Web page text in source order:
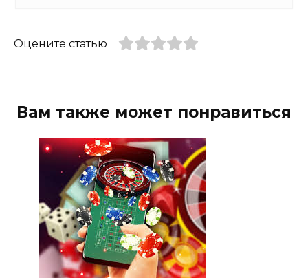
Оцените статью
Вам также может понравиться